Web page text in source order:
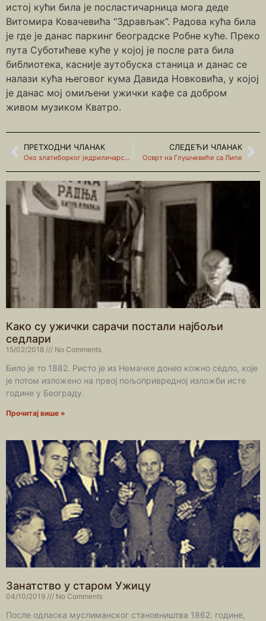
истој кући била је посластичарница мога деде
Витомира Ковачевића “Здрављак”. Радова кућа била
је где је данас паркинг београдске Робне куће. Преко
пута Суботићеве куће у којој је после рата била
библиотека, касније аутобуска станица и данас се
налази кућа његовог кума Давида Новковића, у којој
је данас мој омиљени ужички кафе са добром
живом музиком Кватро.
ПРЕТХОДНИ ЧЛАНАК
Око златиборког једриличарског дома
СЛЕДЕЋИ ЧЛАНАК
Осврт на Глушчевиће са Липе
Како су ужички сарачи постали најбољи
седлари
15/02/2018 No Comments
Било је то 1882. Ристо је из Немачке донео кожно седло, које
је потом изложено на првој пољопривредној изложби исте
године у Београду.
Прочитај више »
Занатство у старом Ужицу
04/10/2019 No Comments
После одласка муслиманског становништва 1862. године,